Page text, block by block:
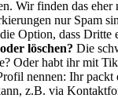
Wir finden das
nur Spam
Option, dass Dritte
löschen? Die
Oder habt ihr mit
nennen: Ihr
z.B. via